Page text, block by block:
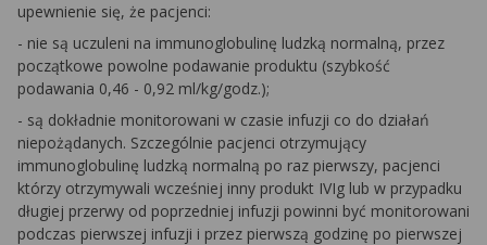
upewnienie się, że pacjenci:
- nie są uczuleni na immunoglobulinę ludzką normalną, przez
początkowe powolne podawanie produktu (szybkość
podawania 0,46 - 0,92 ml/kg/godz.);
- są dokładnie monitorowani w czasie infuzji co do działań
niepożądanych. Szczególnie pacjenci otrzymujący
immunoglobulinę ludzką normalną po raz pierwszy, pacjenci
którzy otrzymywali wcześniej inny produkt IVIg lub w przypadku
długiej przerwy od poprzedniej infuzji powinni być monitorowani
podczas pierwszej infuzji i przez pierwszą godzinę po pierwszej